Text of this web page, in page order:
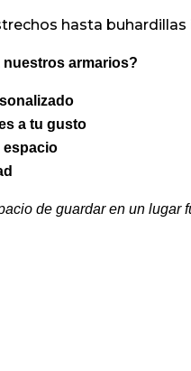
hasta
nuestros armarios?
a tu gusto
espacio
de guardar en un lugar